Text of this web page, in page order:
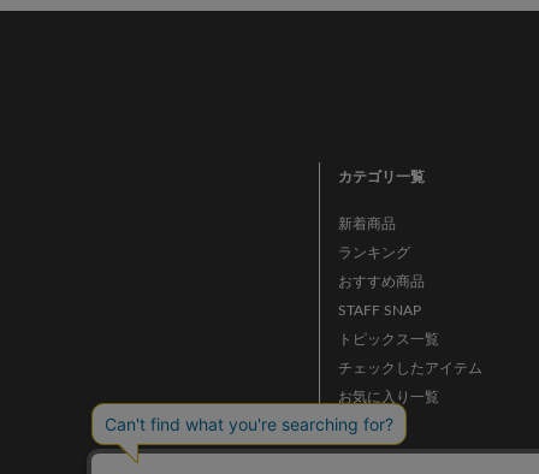
カテゴリ一覧
新着商品
ランキング
おすすめ商品
STAFF SNAP
トピックス一覧
チェックしたアイテム
お気に入り一覧
ニュース